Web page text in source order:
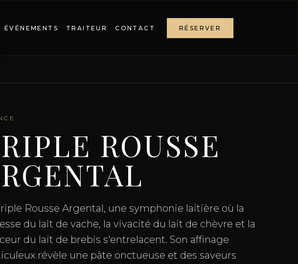
ÉVÉNEMENTS TRAITEUR CONTACT RÉSERVER
ROUSSE
Rousse Argental, une symphonie laitière où la
du lait de vache, la vivacité du lait de chèvre et la
du lait de brebis s'entrelacent. Son affinage
révèle une pâte onctueuse et des saveurs